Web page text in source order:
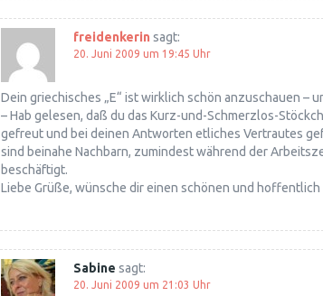
freidenkerin sagt:
20. Juni 2009 um 19:45 Uhr
Dein griechisches „E“ ist wirklich schön anzuschauen –
– Hab gelesen, daß du das Kurz-und-Schmerzlos-
gefreut und bei deinen Antworten etliches Vertrautes
sind beinahe Nachbarn, zumindest während der
beschäftigt.
Liebe Grüße, wünsche dir einen schönen und hoffentlich
Sabine sagt:
20. Juni 2009 um 21:03 Uhr